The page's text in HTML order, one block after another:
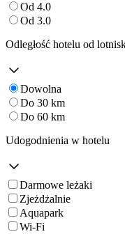
Od 4.0
Od 3.0
Odległość hotelu od
Dowolna
Do 30 km
Do 60 km
Udogodnienia w hotelu
Darmowe leżaki
Zjeżdżalnie
Aquapark
Wi-Fi